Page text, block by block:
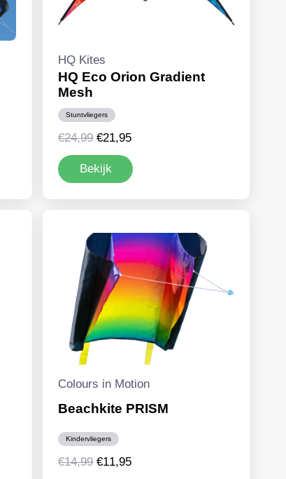
HQ Kites
HQ Eco Orion Gradient
Mesh
Stuntvliegers
€24,99 Oorspronkelijke
prijs
was:
€21,95Huidige
is:
Bekijk
Colours in Motion
Beachkite PRISM
Kindervliegers
€14,99 Oorspronkelijke
€11,95Huidige